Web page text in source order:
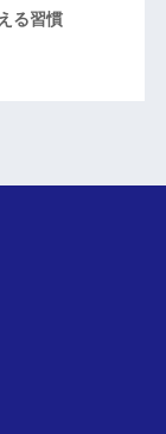
る習慣